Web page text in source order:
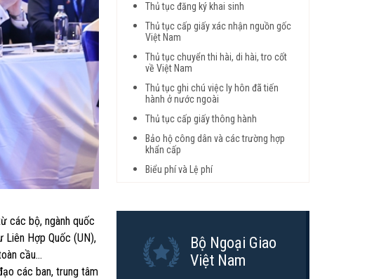
các bộ, ngành quốc
Hợp Quốc (UN),
cầu…
các ban, trung tâm
Thủ tục đăng ký khai sinh
Thủ tục cấp giấy xác nhận nguồn gốc
Việt Nam
Thủ tục chuyển thi hài, di hài, tro cốt
về Việt Nam
Thủ tục ghi chú việc ly hôn đã tiến
hành ở nước ngoài
Thủ tục cấp giấy thông hành
Bảo hộ công dân và các trường hợp
khẩn cấp
Biểu phí và Lệ phí
Bộ Ngoại Giao
Việt Nam